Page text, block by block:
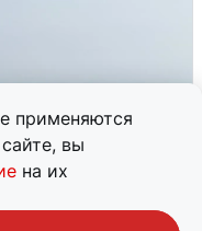
применяются
вы
на их